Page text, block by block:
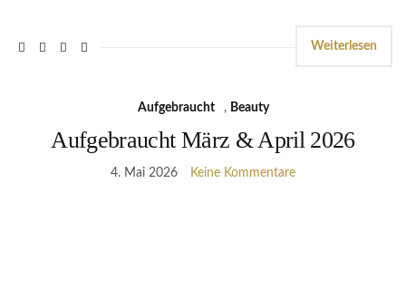
Weiterlesen
Aufgebraucht , Beauty
Aufgebraucht März & April 2026
4. Mai 2026 Keine Kommentare